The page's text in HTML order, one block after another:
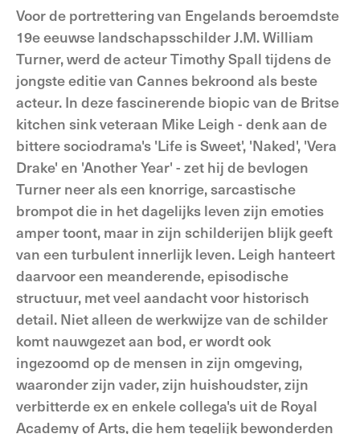
Voor de portrettering van Engelands beroemdste
19e eeuwse landschapsschilder J.M. William
Turner, werd de acteur Timothy Spall tijdens de
jongste editie van Cannes bekroond als beste
acteur. In deze fascinerende biopic van de Britse
kitchen sink veteraan Mike Leigh - denk aan de
bittere sociodrama's 'Life is Sweet', 'Naked', 'Vera
Drake' en 'Another Year' - zet hij de bevlogen
Turner neer als een knorrige, sarcastische
brompot die in het dagelijks leven zijn emoties
amper toont, maar in zijn schilderijen blijk geeft
van een turbulent innerlijk leven. Leigh hanteert
daarvoor een meanderende, episodische
structuur, met veel aandacht voor historisch
detail. Niet alleen de werkwijze van de schilder
komt nauwgezet aan bod, er wordt ook
ingezoomd op de mensen in zijn omgeving,
waaronder zijn vader, zijn huishoudster, zijn
verbitterde ex en enkele collega's uit de Royal
Academy of Arts, die hem tegelijk bewonderden